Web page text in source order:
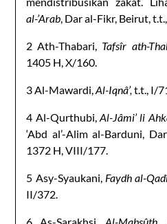
al-’Arab, Dar al-Fikr, Beirut,
2 Ath-Thabari, Tafsîr ath-
1405 H, X/160.
3 Al-Mawardi,Al-Iqnâ’,t.t., I/
4 Al-Qurthubi,Al-Jâmi’ li
‘Abd al’-Alim al-Barduni,
1372 H, VIII/177.
5 Asy-Syaukani, Faydh al-
II/372.